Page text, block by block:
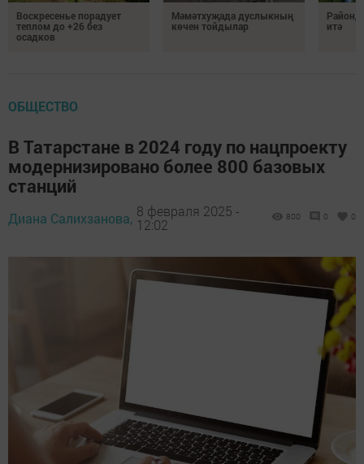
Воскресенье порадует
теплом до +26 без
осадков
Мәмәтхуҗада дуслыкның
көчен тойдылар
итә
ОБЩЕСТВО
В Татарстане в 2024 году по нацпроекту
модернизировано более 800 базовых
станций
Диана Салихзанова, 8 февраля 2025 -
12:02
800 0 0